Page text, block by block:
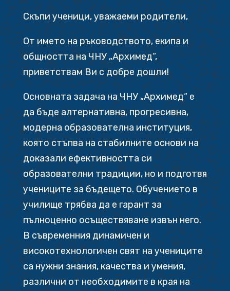
Скъпи ученици, уважаеми родители,
От името на ръководството, екипа и
общността на ЧНУ „Архимед“,
приветствам Ви с добре дошли!
Основната задача на ЧНУ „Архимед“ е
да бъде алтернативна, прогресивна,
модерна образователна институция,
която стъпва на стабилните основи на
доказали ефективността си
образователни традиции, но и подготвя
учениците за бъдещето. Обучението в
училище трябва да е гарант за
пълноценно осъществяване извън него.
В съвременния динамичен и
високотехнологичен свят на учениците
са нужни знания, качества и умения,
различни от необходимите в края на